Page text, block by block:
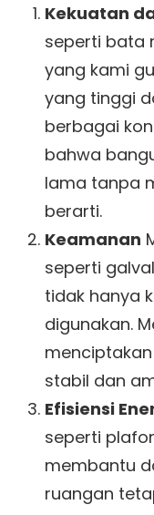
Kekuatan
seperti bata
yang kami
yang tinggi
berbagai
bahwa
lama tanpa
berarti.
Keamanan
seperti
tidak hanya
digunakan.
stabil dan
Efisiensi
seperti
membantu
ruangan